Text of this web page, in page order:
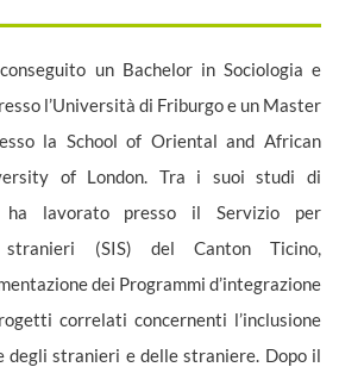
un Bachelor in Sociologia e
l’Università di Friburgo e un Master
la School of Oriental and African
of London. Tra i suoi studi di
lavorato presso il Servizio per
stranieri (SIS) del Canton Ticino,
dei Programmi d’integrazione
correlati concernenti l’inclusione
degli stranieri e delle straniere. Dopo il